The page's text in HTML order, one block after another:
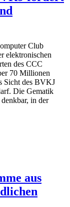
Club
elektronischen
des CCC
70 Millionen
Sicht des BVKJ
Die Gematik
in der
aus